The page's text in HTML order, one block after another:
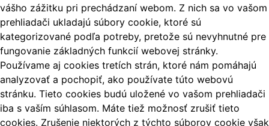
vášho zážitku pri prechádzaní webom. Z nich sa vo vašom
prehliadači ukladajú súbory cookie, ktoré sú
kategorizované podľa potreby, pretože sú nevyhnutné pre
fungovanie základných funkcií webovej stránky.
Používame aj cookies tretích strán, ktoré nám pomáhajú
analyzovať a pochopiť, ako používate túto webovú
stránku. Tieto cookies budú uložené vo vašom prehliadači
iba s vaším súhlasom. Máte tiež možnosť zrušiť tieto
cookies. Zrušenie niektorých z týchto súborov cookie však